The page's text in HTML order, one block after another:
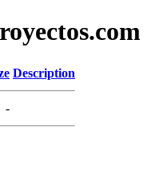
Description
-